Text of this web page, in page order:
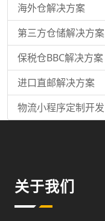
海外仓解决方案
第三方仓储解决方案
保税仓BBC解决方案
进口直邮解决方案
物流小程序定制开发
关于我们